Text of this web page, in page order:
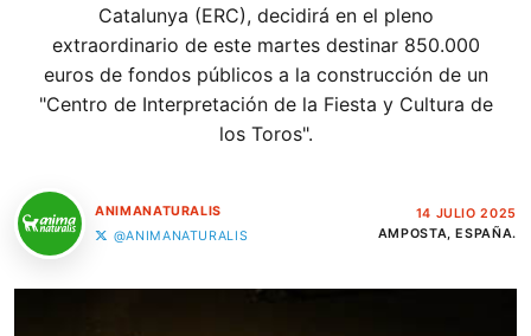
Catalunya (ERC), decidirá en el pleno
extraordinario de este martes destinar 850.000
euros de fondos públicos a la construcción de un
"Centro de Interpretación de la Fiesta y Cultura de
los Toros".
ANIMANATURALIS
@ANIMANATURALIS
14 JULIO 2025
AMPOSTA, ESPAÑA.